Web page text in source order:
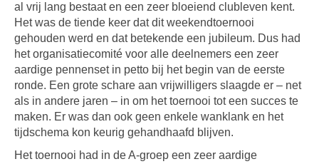
al vrij lang bestaat en een zeer bloeiend clubleven kent.
Het was de tiende keer dat dit weekendtoernooi
gehouden werd en dat betekende een jubileum. Dus had
het organisatiecomité voor alle deelnemers een zeer
aardige pennenset in petto bij het begin van de eerste
ronde. Een grote schare aan vrijwilligers slaagde er – net
als in andere jaren – in om het toernooi tot een succes te
maken. Er was dan ook geen enkele wanklank en het
tijdschema kon keurig gehandhaafd blijven.
Het toernooi had in de A-groep een zeer aardige